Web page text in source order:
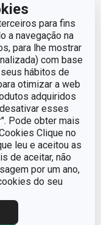
para fins
a navegação na
para lhe mostrar
com base
hábitos de
otimizar a web
adquiridos
esses
Pode obter mais
Clique no
leu e aceitou as
de aceitar, não
por um ano,
do seu
as amêndoas e
figos, o óleo de
ingredientes
em mini copos
o formato da
e endurecer.
creme de urtiga.